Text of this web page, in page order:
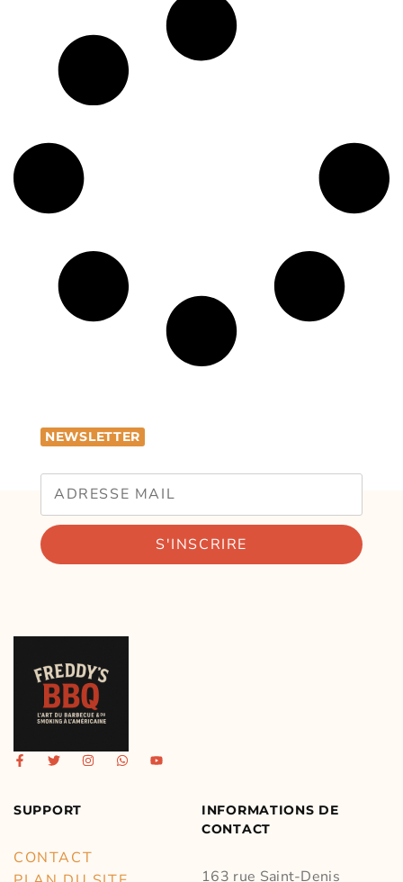
NEWSLETTER
S'INSCRIRE
SUPPORT
CONTACT
INFORMATIONS DE
CONTACT
163 rue Saint-Denis